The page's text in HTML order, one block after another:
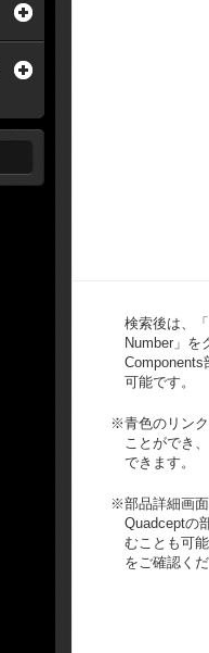
検索後は、
Number」を
Components
可能です。
※青色のリン
ことができ
できます。
※部品詳細画
Quadceptの
むことも可
をご確認くだ